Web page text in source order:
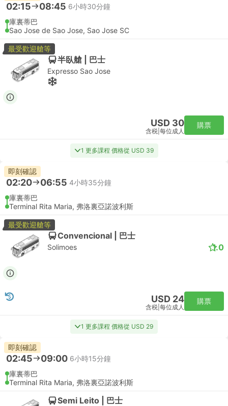
02:15 08:45 6小時30分鐘
庫裏蒂巴
Sao Jose de Sao Jose, Sao Jose SC
最受歡迎艙等
半臥艙 | 巴士
Expresso Sao Jose
USD 30
含税 每位成人
購票
1 更多課程 價格從 USD 39
即刻確認
02:20 06:55 4小時35分鐘
庫裏蒂巴
Terminal Rita Maria, 弗洛裏亞諾波利斯
最受歡迎艙等
Convencional | 巴士
Solimoes 1.0
USD 24
含税 每位成人
購票
1 更多課程 價格從 USD 29
即刻確認
02:45 09:00 6小時15分鐘
庫裏蒂巴
Terminal Rita Maria, 弗洛裏亞諾波利斯
Semi Leito | 巴士